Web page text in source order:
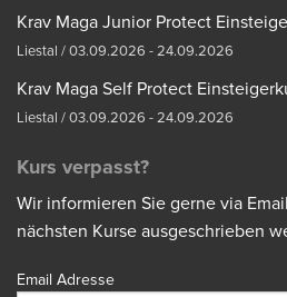
Krav Maga Junior Protect
Liestal / 03.09.2026 - 24.09.2026
Krav Maga Self Protect
Liestal / 03.09.2026 - 24.09.2026
Kurs verpasst?
Wir informieren Sie gerne via
nächsten Kurse ausgeschrieben
Email Adresse